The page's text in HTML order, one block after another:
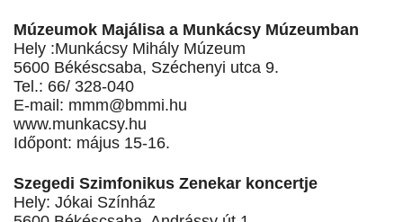
Múzeumok Majálisa a Munkácsy Múzeumban
Hely :Munkácsy Mihály Múzeum
5600 Békéscsaba, Széchenyi utca 9.
Tel.: 66/ 328-040
E-mail: mmm@bmmi.hu
www.munkacsy.hu
Időpont: május 15-16.
Szegedi Szimfonikus Zenekar koncertje
Hely: Jókai Színház